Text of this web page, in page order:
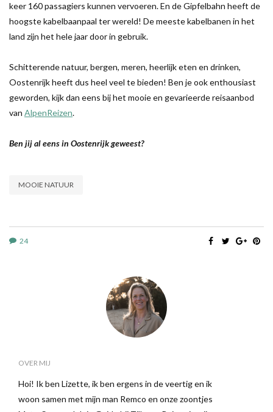
keer 160 passagiers kunnen vervoeren. En de Gipfelbahn heeft de
hoogste kabelbaanpaal ter wereld! De meeste kabelbanen in het
land zijn het hele jaar door in gebruik.
Schitterende natuur, bergen, meren, heerlijk eten en drinken,
Oostenrijk heeft dus heel veel te bieden! Ben je ook enthousiast
geworden, kijk dan eens bij het mooie en gevarieerde reisaanbod
van AlpenReizen.
Ben jij al eens in Oostenrijk geweest?
MOOIE NATUUR
24
OVER MIJ
Hoi! Ik ben Lizette, ik ben ergens in de veertig en ik
woon samen met mijn man Remco en onze zoontjes